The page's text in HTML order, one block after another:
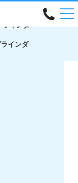
インダ
インダ